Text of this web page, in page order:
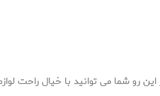
رو شما می توانید با خیال راحت